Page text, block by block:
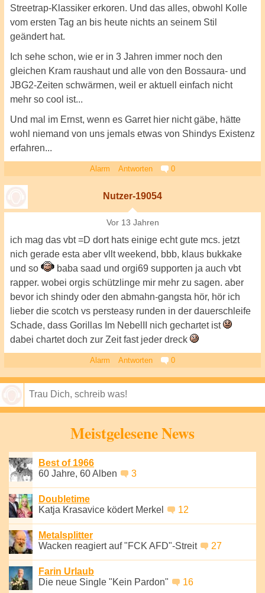
Streetrap-Klassiker erkoren. Und das alles, obwohl Kolle
vom ersten Tag an bis heute nichts an seinem Stil
geändert hat.
Ich sehe schon, wie er in 3 Jahren immer noch den
gleichen Kram raushaut und alle von den Bossaura- und
JBG2-Zeiten schwärmen, weil er aktuell einfach nicht
mehr so cool ist...
Und mal im Ernst, wenn es Garret hier nicht gäbe, hätte
wohl niemand von uns jemals etwas von Shindys Existenz
erfahren...
Alarm Antworten 0
Nutzer-19054
Vor 13 Jahren
ich mag das vbt =D dort hats einige echt gute mcs. jetzt
nich gerade esta aber vllt weekend, bbb, klaus bukkake
und so
baba saad und orgi69 supporten ja auch vbt
rapper. wobei orgis schützlinge mir mehr zu sagen. aber
bevor ich shindy oder den abmahn-gangsta hör, hör ich
lieber die scotch vs persteasy runden in der dauerschleife
Schade, dass Gorillas Im NebelII nich gechartet ist
dabei chartet doch zur Zeit fast jeder dreck
Alarm Antworten 0
Meistgelesene News
Best of 1966
60 Jahre, 60 Alben
3
Doubletime
Katja Krasavice ködert Merkel
12
Metalsplitter
Wacken reagiert auf "FCK AFD"-Streit
27
Farin Urlaub
Die neue Single "Kein Pardon"
16